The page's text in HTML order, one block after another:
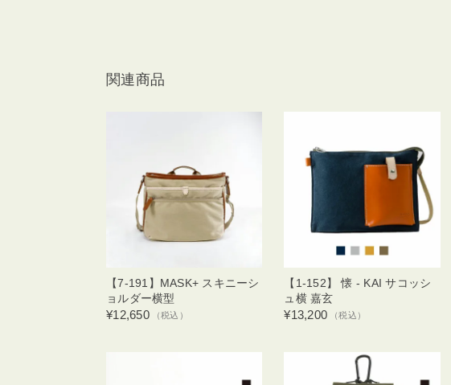
関連商品
【7-191】MASK+ スキニーシ
ョルダー横型
¥12,650 （税込）
【1-152】 懐 - KAI サコッシ
ュ横 嘉玄
¥13,200 （税込）